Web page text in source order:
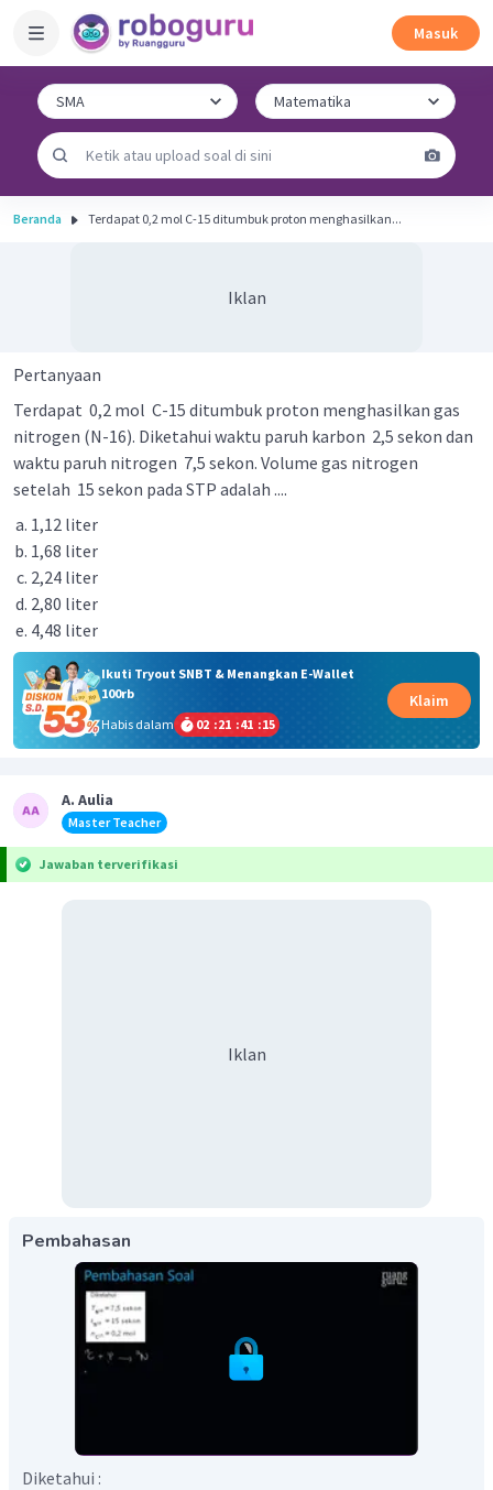
Masuk
Beranda Terdapat 0,2 mol C-15 ditumbuk proton menghasilkan...
Iklan
Pertanyaan
Terdapat 0,2 mol C-15 ditumbuk proton menghasilkan gas
nitrogen (N-16). Diketahui waktu paruh karbon 2,5 sekon dan
waktu paruh nitrogen 7,5 sekon. Volume gas nitrogen
setelah 15 sekon pada STP adalah ....
1,12 liter
1,68 liter
2,24 liter
2,80 liter
4,48 liter
Ikuti Tryout SNBT & Menangkan E-Wallet
100rb
Habis dalam
02 :21 :41 :14
Klaim
A. Aulia
Master Teacher
Jawaban terverifikasi
Iklan
Pembahasan
Diketahui :